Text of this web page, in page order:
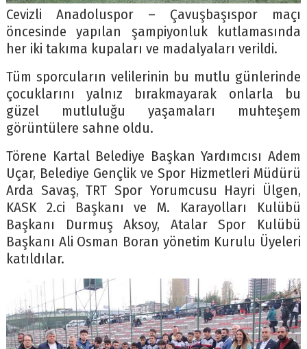
Cevizli Anadoluspor – Çavuşbaşıspor maçı
öncesinde yapılan şampiyonluk kutlamasında
her iki takıma kupaları ve madalyaları verildi.
Tüm sporcuların velilerinin bu mutlu günlerinde
çocuklarını yalnız bırakmayarak onlarla bu
güzel mutluluğu yaşamaları muhteşem
görüntülere sahne oldu.
Törene Kartal Belediye Başkan Yardımcısı Adem
Uçar, Belediye Gençlik ve Spor Hizmetleri Müdürü
Arda Savaş, TRT Spor Yorumcusu Hayri Ülgen,
KASK 2.ci Başkanı ve M. Karayolları Kulübü
Başkanı Durmuş Aksoy, Atalar Spor Kulübü
Başkanı Ali Osman Boran yönetim Kurulu Üyeleri
katıldılar.